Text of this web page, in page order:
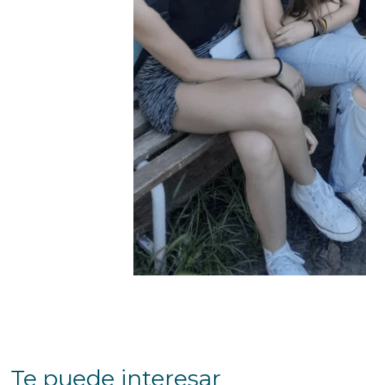
Te puede interesar